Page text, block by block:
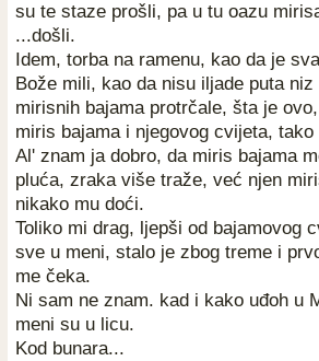
su te staze prošli, pa u tu oazu
...došli.
Idem, torba na ramenu, kao da je
Bože mili, kao da nisu iljade puta
mirisnih bajama protrčale, šta je
miris bajama i njegovog cvijeta,
Al' znam ja dobro, da miris bajama
pluća, zraka više traže, već njen
nikako mu doći.
Toliko mi drag, ljepši od bajamovog
sve u meni, stalo je zbog treme i
me čeka.
Ni sam ne znam. kad i kako uđoh u
meni su u licu.
Kod bunara...